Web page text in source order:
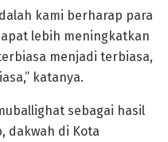
kami berharap para
lebih meningkatkan
menjadi terbiasa,
katanya.
sebagai hasil
dakwah di Kota